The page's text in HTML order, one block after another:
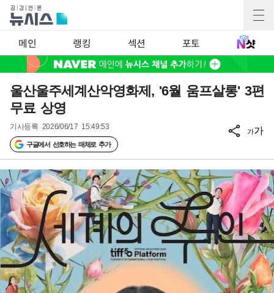
메인 랭킹 섹션 포토
울산울주세계산악영화제, '6월 움프살롱' 3편
무료 상영
기사등록 2026/06/17 15:49:53
구글에서 선호하는 매체로 추가
가가